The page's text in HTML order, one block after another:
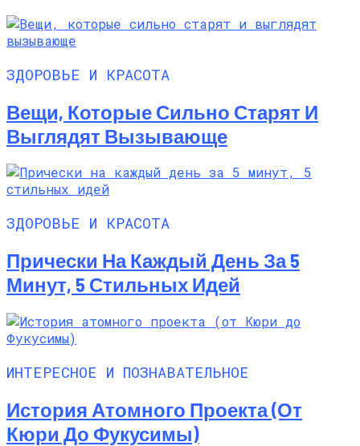
ЗДОРОВЬЕ И КРАСОТА
Вещи, Которые Сильно Старят И
Выглядят Вызывающе
ЗДОРОВЬЕ И КРАСОТА
Прически На Каждый День За 5
Минут, 5 Стильных Идей
ИНТЕРЕСНОЕ И ПОЗНАВАТЕЛЬНОЕ
История Атомного Проекта (от
Кюри До Фукусимы)